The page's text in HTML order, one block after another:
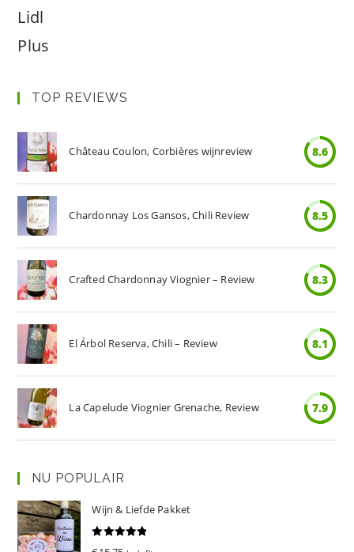
Lidl
Plus
TOP REVIEWS
Château Coulon, Corbières wijnreview 8.6
Chardonnay Los Gansos, Chili Review 8.5
Crafted Chardonnay Viognier – Review 8.3
El Árbol Reserva, Chili – Review 8.1
La Capelude Viognier Grenache, Review 7.9
NU POPULAIR
Wijn & Liefde Pakket